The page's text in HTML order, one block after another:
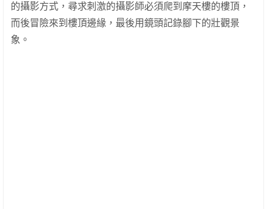
的攝影方式，尋求刺激的攝影師必須爬到摩天樓的樓頂，
而後冒險來到樓頂邊緣，最後用鏡頭記錄腳下的壯觀景
象。